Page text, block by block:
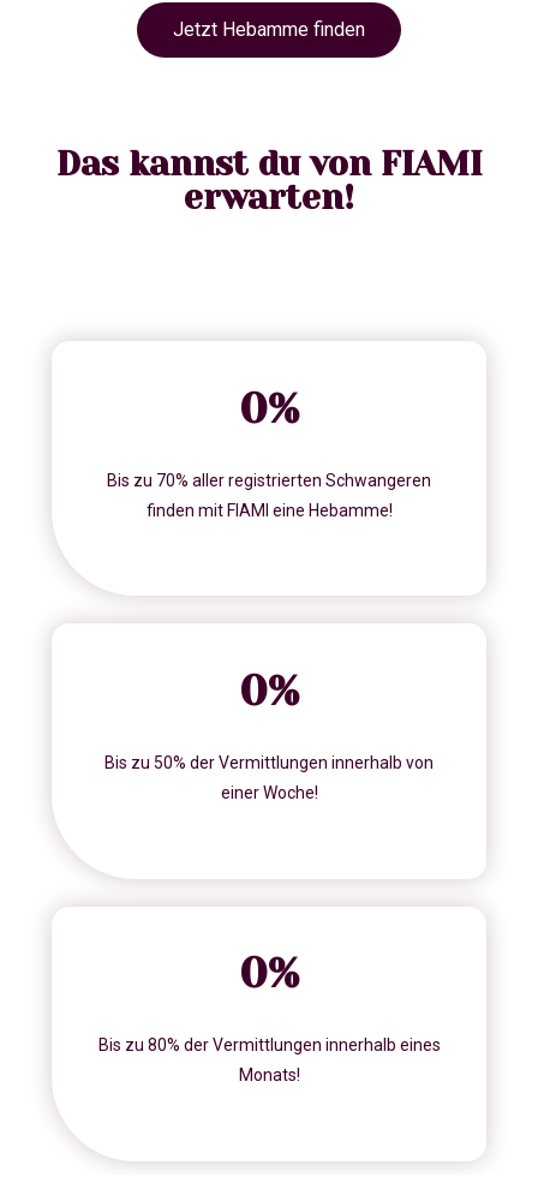
Jetzt Hebamme finden
Das kannst du von FIAMI
erwarten!
0%
Bis zu 70% aller registrierten Schwangeren
finden mit FIAMI eine Hebamme!
0%
Bis zu 50% der Vermittlungen innerhalb von
einer Woche!
0%
Bis zu 80% der Vermittlungen innerhalb eines
Monats!